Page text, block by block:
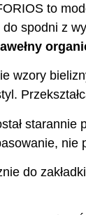
to
spodni z
wzory
do